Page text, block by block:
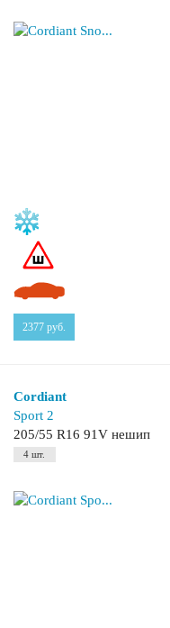
2377 руб.
Cordiant
Sport 2
205/55 R16 91V нешип
4 шт.